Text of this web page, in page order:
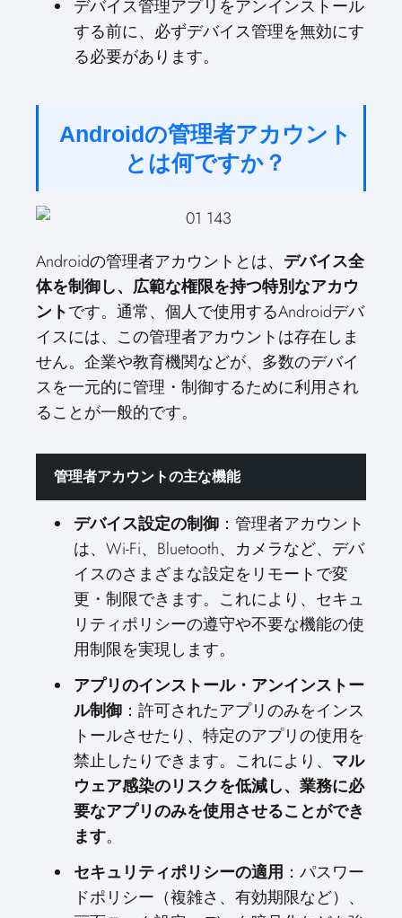
デバイス管理アプリをアンインストール
する前に、必ずデバイス管理を無効にす
る必要があります。
Androidの管理者アカウント
とは何ですか？
Androidの管理者アカウントとは、
デバイス全
体を制御し、広範な権限を持つ特別なアカウ
ント です。通常、個人で使用するAndroidデバ
イスには、この管理者アカウントは存在しま
せん。企業や教育機関などが、多数のデバイ
スを一元的に管理・制御するために利用され
ることが一般的です。
管理者アカウントの主な機能
デバイス設定の制御 ：管理者アカウント
は、Wi-Fi、Bluetooth、カメラなど、デバ
イスのさまざまな設定をリモートで変
更・制限できます。これにより、セキュ
リティポリシーの遵守や不要な機能の使
用制限を実現します。
アプリのインストール・アンインストー
ル制御 ：許可されたアプリのみをインス
トールさせたり、特定のアプリの使用を
禁止したりできます。これにより、
マル
ウェア感染のリスクを低減し、業務に必
要なアプリのみを使用させることができ
ます。
セキュリティポリシーの適用 ：パスワー
ドポリシー（複雑さ、有効期限など）、